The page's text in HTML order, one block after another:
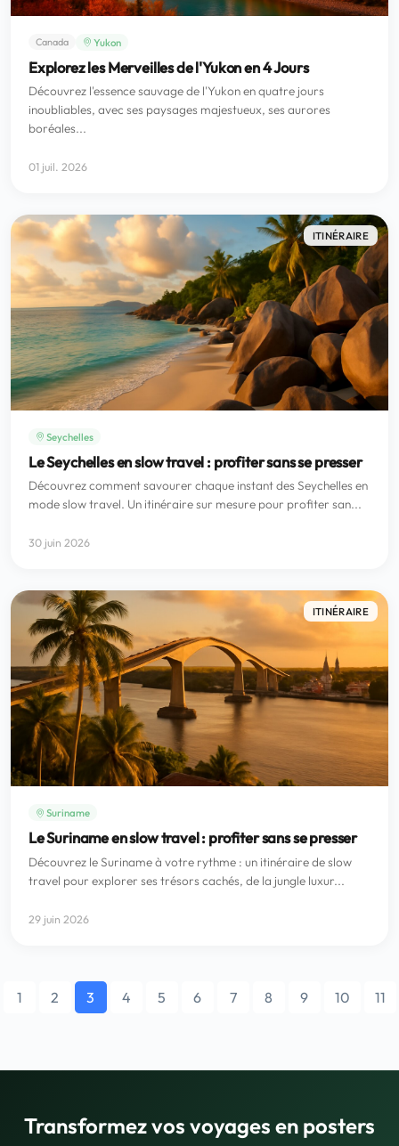
Canada Yukon
Explorez les Merveilles de l'Yukon en 4 Jours
Découvrez l'essence sauvage de l'Yukon en quatre jours
inoubliables, avec ses paysages majestueux, ses aurores
boréales...
01 juil. 2026
ITINÉRAIRE
Seychelles
Le Seychelles en slow travel : profiter sans se presser
Découvrez comment savourer chaque instant des Seychelles en
mode slow travel. Un itinéraire sur mesure pour profiter san...
30 juin 2026
ITINÉRAIRE
Suriname
Le Suriname en slow travel : profiter sans se presser
Découvrez le Suriname à votre rythme : un itinéraire de slow
travel pour explorer ses trésors cachés, de la jungle luxur...
29 juin 2026
1 2 3 4 5 6 7 8 9 10 11
Transformez vos voyages en posters